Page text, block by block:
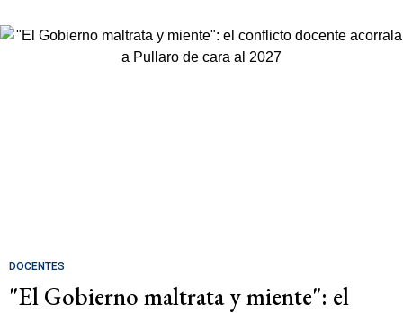
DOCENTES
"El Gobierno maltrata y miente": el